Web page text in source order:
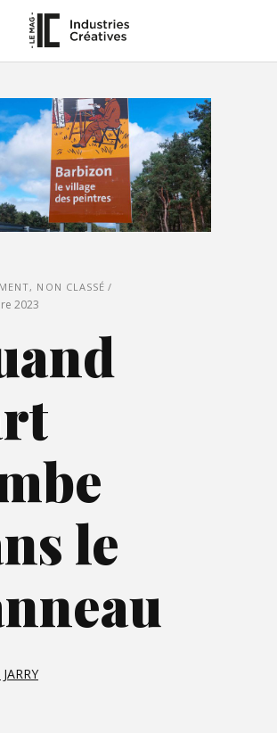
, NON CLASSÉ
2023
le